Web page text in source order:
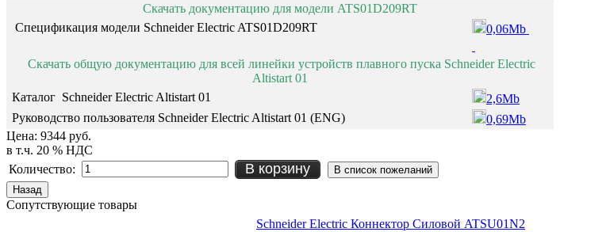
Скачать документацию для модели ATS01D209RT
Спецификация модели Schneider Electric ATS01D209RT
0,06Mb
Cкачать общую документацию для всей линейки устройств плавного пуска Schneider Electric
Altistart 01
Каталог Schneider Electric Altistart 01
2,6Mb
Руководство пользователя Schneider Electric Altistart 01 (ENG)
0,69Mb
Цена: 9344 руб.
в т.ч. 20 % НДС
Количество:
В корзину
Сопутствующие товары
Schneider Electric Коннектор Силовой ATSU01N2